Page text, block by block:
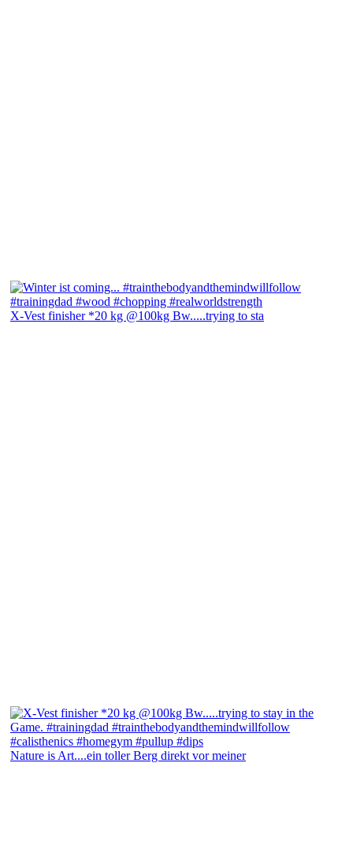
X-Vest finisher *20 kg @100kg Bw.....trying to sta
Nature is Art....ein toller Berg direkt vor meiner